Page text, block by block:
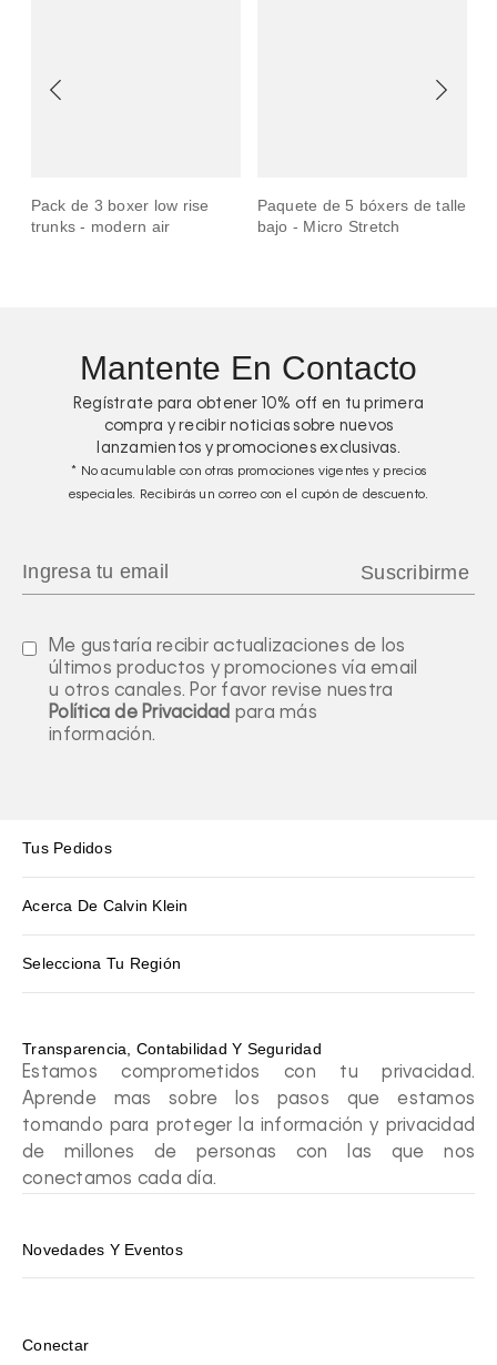
Pack de 3 boxer low rise
trunks - modern air
Paquete de 5 bóxers de talle
bajo - Micro Stretch
Mantente En Contacto
Regístrate para obtener 10% off en tu primera
compra y recibir noticias sobre nuevos
lanzamientos y promociones exclusivas.
* No acumulable con otras promociones vigentes y precios
especiales. Recibirás un correo con el cupón de descuento.
Me gustaría recibir actualizaciones de los
últimos productos y promociones vía email
u otros canales. Por favor revise nuestra
Política de Privacidad para más
información.
Tus Pedidos
Acerca De Calvin Klein
Selecciona Tu Región
Transparencia, Contabilidad Y Seguridad
Estamos comprometidos con tu privacidad.
Aprende mas sobre los pasos que estamos
tomando para proteger la información y privacidad
de millones de personas con las que nos
conectamos cada día.
Novedades Y Eventos
Conectar